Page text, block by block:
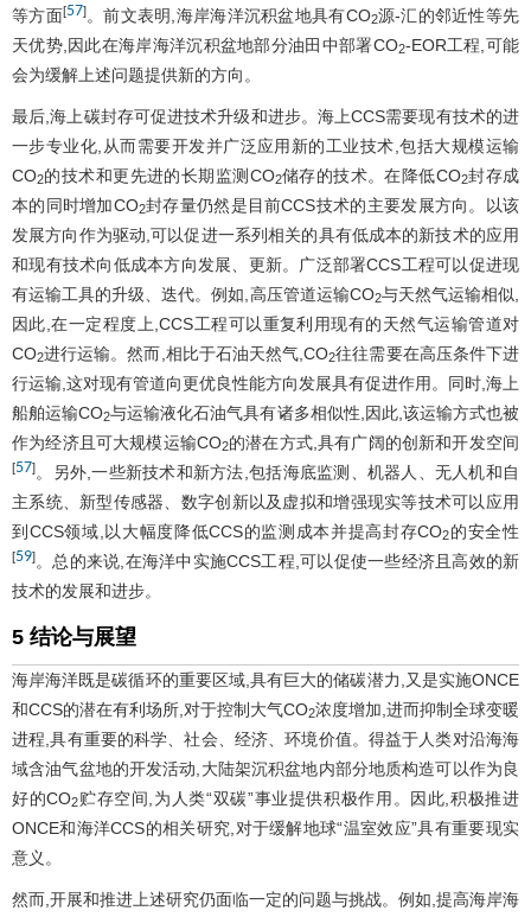
等方面[57]。前文表明,海岸海洋沉积盆地具有CO2源-汇的邻近性等先
天优势,因此在海岸海洋沉积盆地部分油田中部署CO2-EOR工程,可能
会为缓解上述问题提供新的方向。
最后,海上碳封存可促进技术升级和进步。海上CCS需要现有技术的进
一步专业化,从而需要开发并广泛应用新的工业技术,包括大规模运输
CO2的技术和更先进的长期监测CO2储存的技术。在降低CO2封存成
本的同时增加CO2封存量仍然是目前CCS技术的主要发展方向。以该
发展方向作为驱动,可以促进一系列相关的具有低成本的新技术的应用
和现有技术向低成本方向发展、更新。广泛部署CCS工程可以促进现
有运输工具的升级、迭代。例如,高压管道运输CO2与天然气运输相似,
因此,在一定程度上,CCS工程可以重复利用现有的天然气运输管道对
CO2进行运输。然而,相比于石油天然气,CO2往往需要在高压条件下进
行运输,这对现有管道向更优良性能方向发展具有促进作用。同时,海上
船舶运输CO2与运输液化石油气具有诸多相似性,因此,该运输方式也被
作为经济且可大规模运输CO2的潜在方式,具有广阔的创新和开发空间
[57]。另外,一些新技术和新方法,包括海底监测、机器人、无人机和自
主系统、新型传感器、数字创新以及虚拟和增强现实等技术可以应用
到CCS领域,以大幅度降低CCS的监测成本并提高封存CO2的安全性
[59]。总的来说,在海洋中实施CCS工程,可以促使一些经济且高效的新
技术的发展和进步。
5 结论与展望
海岸海洋既是碳循环的重要区域,具有巨大的储碳潜力,又是实施ONCE
和CCS的潜在有利场所,对于控制大气CO2浓度增加,进而抑制全球变暖
进程,具有重要的科学、社会、经济、环境价值。得益于人类对沿海海
域含油气盆地的开发活动,大陆架沉积盆地内部分地质构造可以作为良
好的CO2贮存空间,为人类“双碳”事业提供积极作用。因此,积极推进
ONCE和海洋CCS的相关研究,对于缓解地球“温室效应”具有重要现实
意义。
然而,开展和推进上述研究仍面临一定的问题与挑战。例如,提高海岸海